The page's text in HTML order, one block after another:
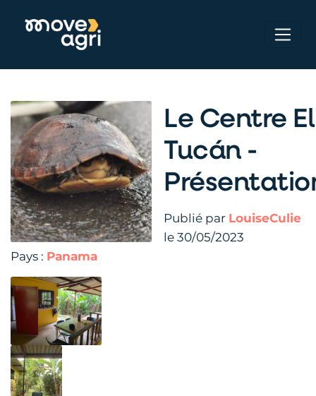
Le Centre El
Tucán -
Publié par LouiseCulie
le 30/05/2023
Pays : Panama